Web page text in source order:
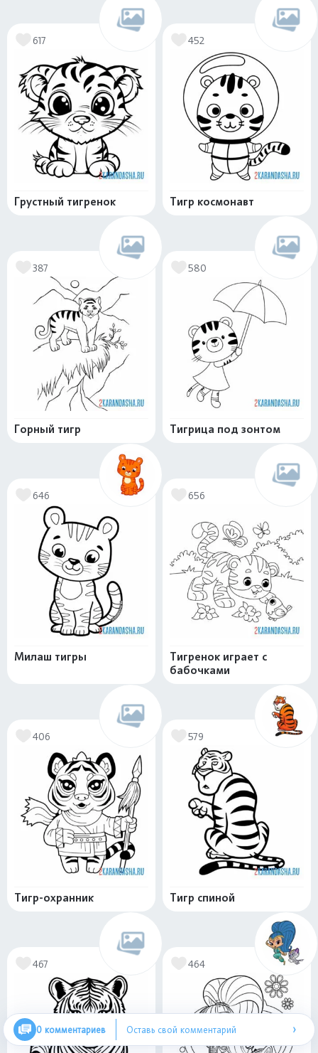
617
Грустный тигренок
452
Тигр космонавт
387
Горный тигр
580
Тигрица под зонтом
646
Милаш тигры
656
Тигренок играет с
бабочками
406
Тигр-охранник
579
Тигр спиной
467 464
0 комментариев Оставь свой комментарий ›